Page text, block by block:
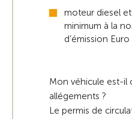
moteur diesel
minimum à la
d’émission Euro
Mon véhicule est-il
allégements ?
Le permis de